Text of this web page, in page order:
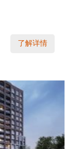
了解详情